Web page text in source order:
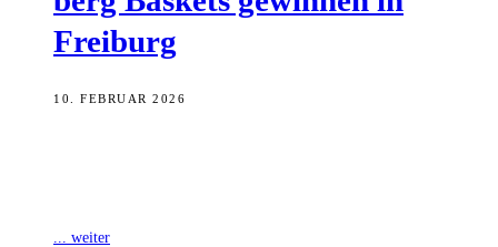
Freiburg
10. FEBRUAR 2026
... weiter